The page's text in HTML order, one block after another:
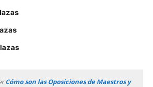
Cómo son las Oposiciones de Maestros y